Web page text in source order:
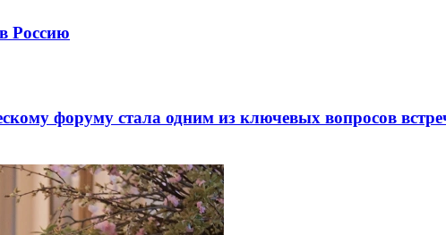
Россию
форуму стала одним из ключевых вопросов